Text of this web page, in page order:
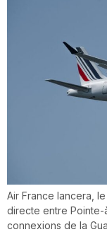
Air France lancera,
directe entre Pointe-
connexions de la